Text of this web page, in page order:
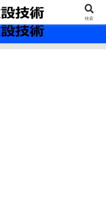
報インフラ。
検索